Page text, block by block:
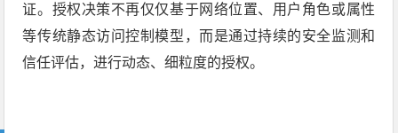
证。授权决策不再仅仅基于网络位置、用户角色或属性
等传统静态访问控制模型，而是通过持续的安全监测和
信任评估，进行动态、细粒度的授权。